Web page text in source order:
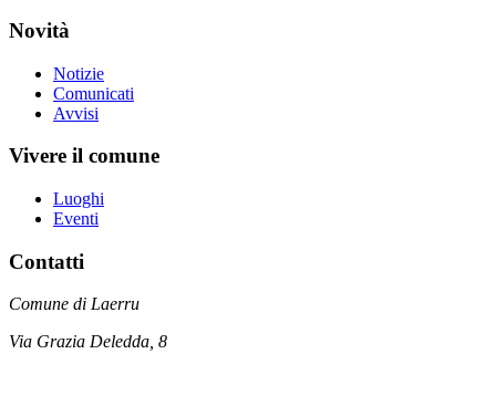
Novità
Notizie
Comunicati
Avvisi
Vivere il comune
Luoghi
Eventi
Contatti
Comune di Laerru
Via Grazia Deledda, 8